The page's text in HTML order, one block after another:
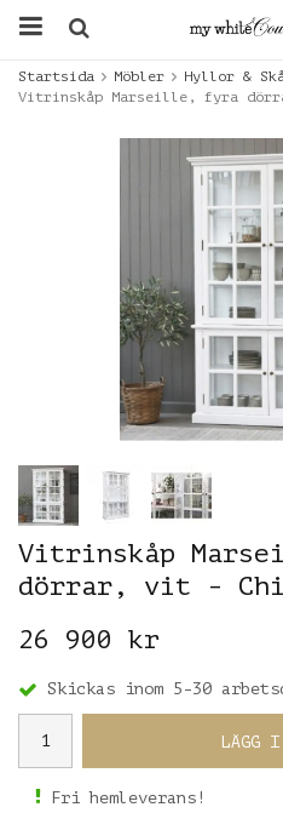
Startsida Möbler
Hyllor &
Vitrinskåp Marseille, fyra
Vitrinskåp
dörrar, vit -
26 900 kr
Skickas inom 5-30
LÄGG I
Fri hemleverans!